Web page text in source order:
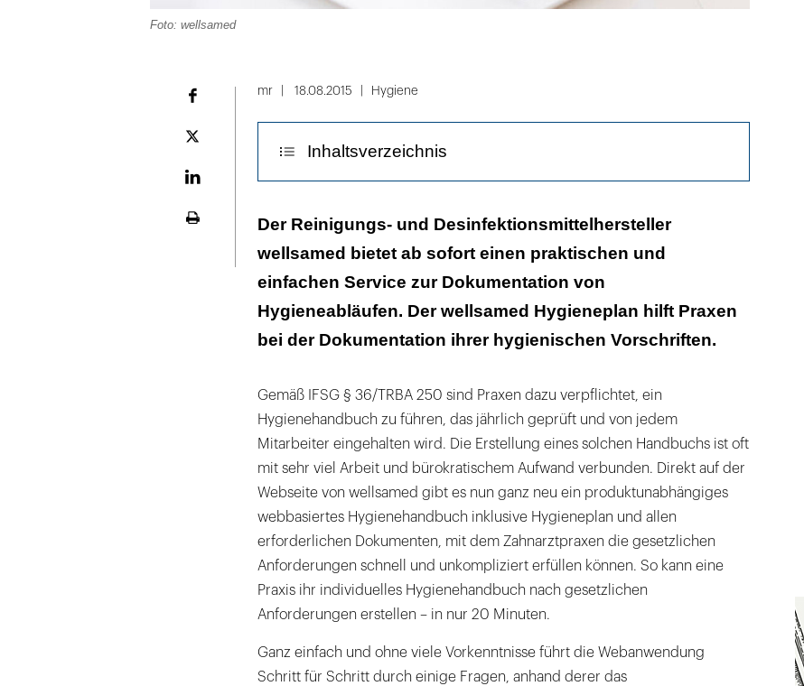
Lightbox
Foto: wellsamed
Plattform
mr 18.08.2015 Hygiene
Inhaltsverzeichnis
Immer auf dem aktuellen Stand
Der Reinigungs- und Desinfektionsmittelhersteller
wellsamed bietet ab sofort einen praktischen und
einfachen Service zur Dokumentation von
Hygieneabläufen. Der wellsamed Hygieneplan hilft Praxen
bei der Dokumentation ihrer hygienischen Vorschriften.
Gemäß IFSG § 36/TRBA 250 sind Praxen dazu verpflichtet, ein
Hygienehandbuch zu führen, das jährlich geprüft und von jedem
Mitarbeiter eingehalten wird. Die Erstellung eines solchen Handbuchs ist oft
mit sehr viel Arbeit und bürokratischem Aufwand verbunden. Direkt auf der
Webseite von wellsamed gibt es nun ganz neu ein produktunabhängiges
webbasiertes Hygienehandbuch inklusive Hygieneplan und allen
erforderlichen Dokumenten, mit dem Zahnarztpraxen die gesetzlichen
Anforderungen schnell und unkompliziert erfüllen können. So kann eine
Praxis ihr individuelles Hygienehandbuch nach gesetzlichen
Anforderungen erstellen – in nur 20 Minuten.
Ganz einfach und ohne viele Vorkenntnisse führt die Webanwendung
Schritt für Schritt durch einige Fragen, anhand derer das